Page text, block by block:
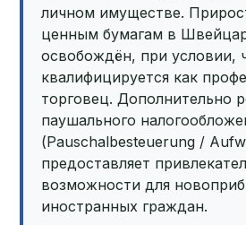
личном имуществе.
ценным бумагам в
освобождён, при условии,
квалифицируется как
торговец. Дополнительно
паушального
(Pauschalbesteuerung /
предоставляет
возможности для
иностранных граждан.